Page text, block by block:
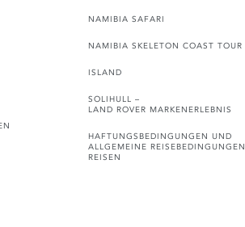
NAMIBIA SAFARI
NAMIBIA SKELETON COAST TOUR
ISLAND
SOLIHULL –
LAND ROVER MARKENERLEBNIS
HAFTUNGSBEDINGUNGEN UND
ALLGEMEINE REISEBEDINGUNGEN
REISEN